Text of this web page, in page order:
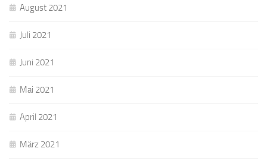
August 2021
Juli 2021
Juni 2021
Mai 2021
April 2021
März 2021